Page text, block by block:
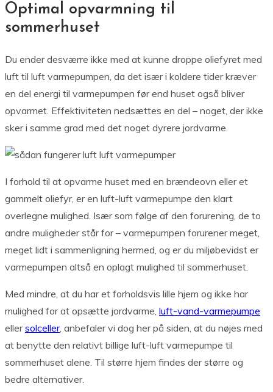
Optimal opvarmning til
sommerhuset
Du ender desværre ikke med at kunne droppe oliefyret med
luft til luft varmepumpen, da det især i koldere tider kræver
en del energi til varmepumpen før end huset også bliver
opvarmet. Effektiviteten nedsættes en del – noget, der ikke
sker i samme grad med det noget dyrere jordvarme.
I forhold til at opvarme huset med en brændeovn eller et
gammelt oliefyr, er en luft-luft varmepumpe den klart
overlegne mulighed. Især som følge af den forurening, de to
andre muligheder står for – varmepumpen forurener meget,
meget lidt i sammenligning hermed, og er du miljøbevidst er
varmepumpen altså en oplagt mulighed til sommerhuset.
Med mindre, at du har et forholdsvis lille hjem og ikke har
mulighed for at opsætte jordvarme, luft-vand-varmepumpe
ellersolceller, anbefaler vi dog her på siden, at du nøjes med
at benytte den relativt billige luft-luft varmepumpe til
sommerhuset alene. Til større hjem findes der større og
bedre alternativer.